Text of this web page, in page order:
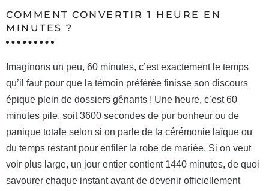
COMMENT CONVERTIR 1 HEURE EN
MINUTES ?
Imaginons un peu, 60 minutes, c’est exactement le temps
qu’il faut pour que la témoin préférée finisse son discours
épique plein de dossiers gênants ! Une heure, c’est 60
minutes pile, soit 3600 secondes de pur bonheur ou de
panique totale selon si on parle de la cérémonie laïque ou
du temps restant pour enfiler la robe de mariée. Si on veut
voir plus large, un jour entier contient 1440 minutes, de quoi
savourer chaque instant avant de devenir officiellement